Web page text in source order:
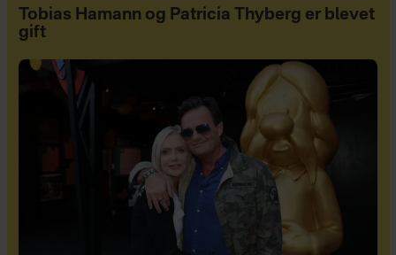
Tobias Hamann og Patricia Thyberg er blevet
gift